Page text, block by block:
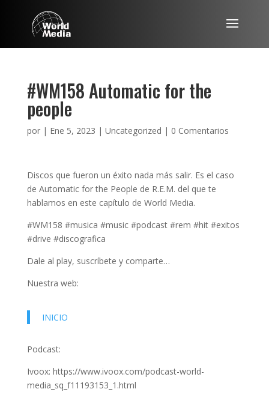
#WM158 Automatic for the
people
por | Ene 5, 2023 | Uncategorized | 0 Comentarios
Discos que fueron un éxito nada más salir. Es el caso
de Automatic for the People de R.E.M. del que te
hablamos en este capítulo de World Media.
#WM158 #musica #music #podcast #rem #hit #exitos
#drive #discografica
Dale al play, suscríbete y comparte…
Nuestra web:
INICIO
Podcast:
Ivoox: https://www.ivoox.com/podcast-world-
media_sq_f11193153_1.html